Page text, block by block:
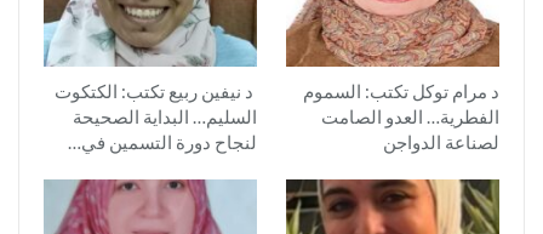
د مرام توكل تكتب: السموم
الفطرية… العدو الصامت
لصناعة الدواجن
د نيفين ربيع تكتب: الكتكوت
السليم… البداية الصحيحة
لنجاح دورة التسمين في…